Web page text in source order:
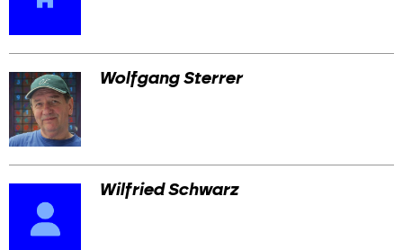
Wolfgang Sterrer
Wilfried Schwarz